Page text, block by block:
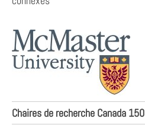
Chaires de recherche Canada 150